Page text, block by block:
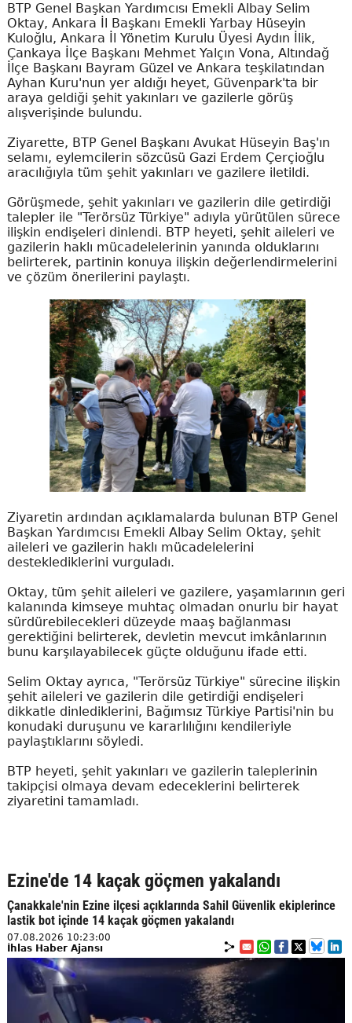
BTP Genel Başkan Yardımcısı Emekli Albay Selim
Oktay, Ankara İl Başkanı Emekli Yarbay Hüseyin
Kuloğlu, Ankara İl Yönetim Kurulu Üyesi Aydın İlik,
Çankaya İlçe Başkanı Mehmet Yalçın Vona, Altındağ
İlçe Başkanı Bayram Güzel ve Ankara teşkilatından
Ayhan Kuru'nun yer aldığı heyet, Güvenpark'ta bir
araya geldiği şehit yakınları ve gazilerle görüş
alışverişinde bulundu.
Ziyarette, BTP Genel Başkanı Avukat Hüseyin Baş'ın
selamı, eylemcilerin sözcüsü Gazi Erdem Çerçioğlu
aracılığıyla tüm şehit yakınları ve gazilere iletildi.
Görüşmede, şehit yakınları ve gazilerin dile getirdiği
talepler ile "Terörsüz Türkiye" adıyla yürütülen sürece
ilişkin endişeleri dinlendi. BTP heyeti, şehit aileleri ve
gazilerin haklı mücadelelerinin yanında olduklarını
belirterek, partinin konuya ilişkin değerlendirmelerini
ve çözüm önerilerini paylaştı.
Ziyaretin ardından açıklamalarda bulunan BTP Genel
Başkan Yardımcısı Emekli Albay Selim Oktay, şehit
aileleri ve gazilerin haklı mücadelelerini
desteklediklerini vurguladı.
Oktay, tüm şehit aileleri ve gazilere, yaşamlarının geri
kalanında kimseye muhtaç olmadan onurlu bir hayat
sürdürebilecekleri düzeyde maaş bağlanması
gerektiğini belirterek, devletin mevcut imkânlarının
bunu karşılayabilecek güçte olduğunu ifade etti.
Selim Oktay ayrıca, "Terörsüz Türkiye" sürecine ilişkin
şehit aileleri ve gazilerin dile getirdiği endişeleri
dikkatle dinlediklerini, Bağımsız Türkiye Partisi'nin bu
konudaki duruşunu ve kararlılığını kendileriyle
paylaştıklarını söyledi.
BTP heyeti, şehit yakınları ve gazilerin taleplerinin
takipçisi olmaya devam edeceklerini belirterek
ziyaretini tamamladı.
Ezine'de 14 kaçak göçmen yakalandı
Çanakkale'nin Ezine ilçesi açıklarında Sahil Güvenlik ekiplerince
lastik bot içinde 14 kaçak göçmen yakalandı
07.08.2026 10:23:00
İhlas Haber Ajansı